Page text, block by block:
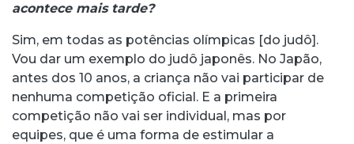
acontece mais tarde?
Sim, em todas as potências olímpicas [do judô].
Vou dar um exemplo do judô japonês. No Japão,
antes dos 10 anos, a criança não vai participar de
nenhuma competição oficial. E a primeira
competição não vai ser individual, mas por
equipes, que é uma forma de estimular a